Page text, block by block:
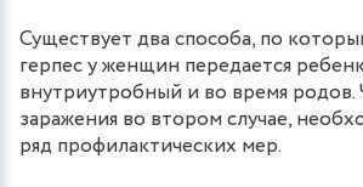
Существует два способа, по
герпес у женщин передается
внутриутробный и во время
заражения во втором случае,
ряд профилактических мер.